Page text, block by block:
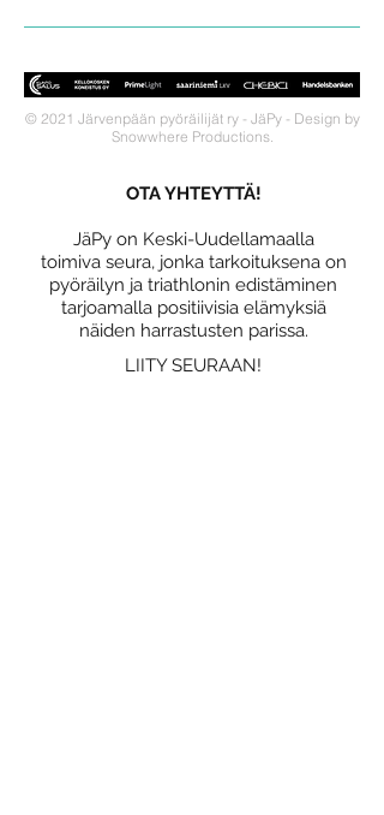
© 2021 Järvenpään pyöräilijät ry - JäPy - Design by
Snowwhere Productions.
OTA YHTEYTTÄ!
JäPy on Keski-Uudellamaalla
toimiva seura, jonka tarkoituksena on
pyöräilyn ja triathlonin edistäminen
tarjoamalla positiivisia elämyksiä
näiden harrastusten parissa.
LIITY SEURAAN!